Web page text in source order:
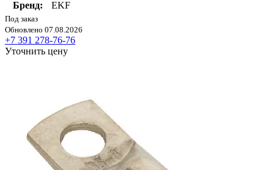
Бренд:
EKF
Под заказ
Обновлено 07.08.2026
+7 391 278-76-76
Уточнить цену